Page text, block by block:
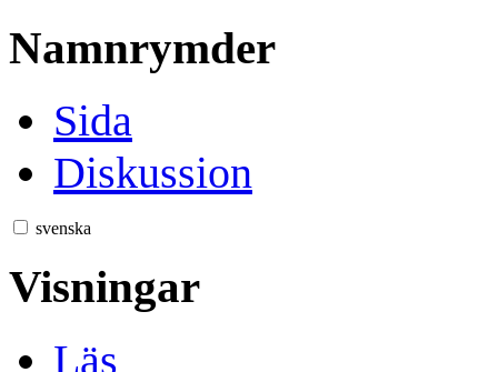
Namnrymder
Sida
Diskussion
svenska
Visningar
Läs